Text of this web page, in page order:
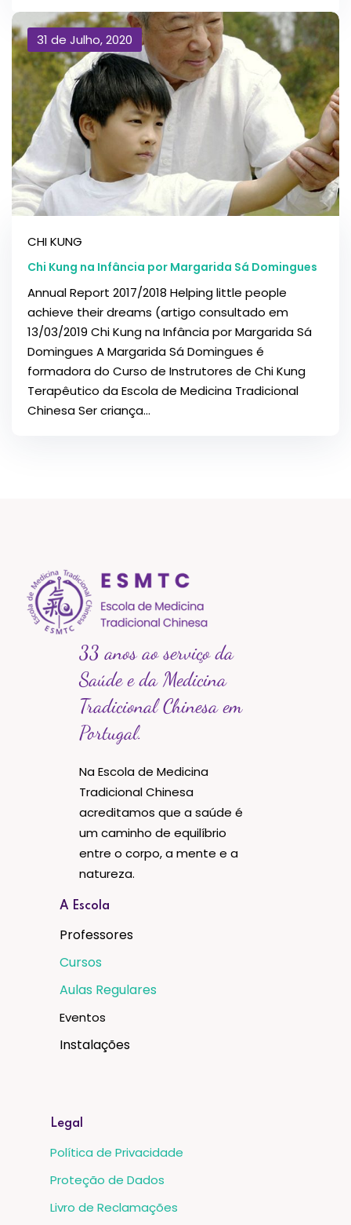
31 de Julho, 2020
CHI KUNG
Chi Kung na Infância por Margarida Sá Domingues
Annual Report 2017/2018 Helping little people
achieve their dreams (artigo consultado em
13/03/2019 Chi Kung na Infância por Margarida Sá
Domingues A Margarida Sá Domingues é
formadora do Curso de Instrutores de Chi Kung
Terapêutico da Escola de Medicina Tradicional
Chinesa Ser criança...
33 anos ao serviço da
Saúde e da Medicina
Tradicional Chinesa em
Portugal.
Na Escola de Medicina
Tradicional Chinesa
acreditamos que a saúde é
um caminho de equilíbrio
entre o corpo, a mente e a
natureza.
A Escola
Professores
Cursos
Aulas Regulares
Eventos
Instalações
Legal
Política de Privacidade
Proteção de Dados
Livro de Reclamações